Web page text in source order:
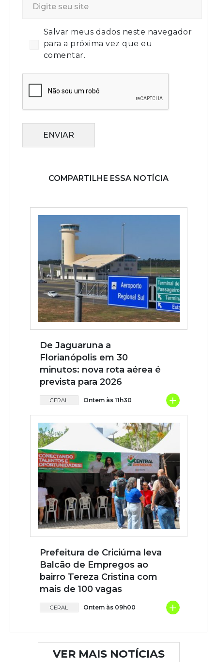
Salvar meus dados neste navegador
para a próxima vez que eu
comentar.
ENVIAR
COMPARTILHE ESSA NOTÍCIA
De Jaguaruna a
Florianópolis em 30
minutos: nova rota aérea é
prevista para 2026
GERAL Ontem às 11h30 +
Prefeitura de Criciúma leva
Balcão de Empregos ao
bairro Tereza Cristina com
mais de 100 vagas
GERAL Ontem às 09h00 +
VER MAIS NOTÍCIAS